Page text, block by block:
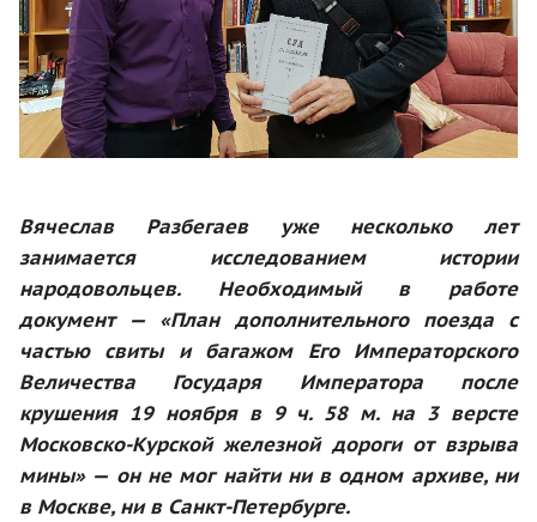
Вячеслав Разбегаев уже несколько лет
занимается исследованием истории
народовольцев. Необходимый в работе
документ — «План дополнительного поезда с
частью свиты и багажом Его Императорского
Величества Государя Императора после
крушения 19 ноября в 9 ч. 58 м. на 3 версте
Московско-Курской железной дороги от взрыва
мины» — он не мог найти ни в одном архиве, ни
в Москве, ни в Санкт-Петербурге.